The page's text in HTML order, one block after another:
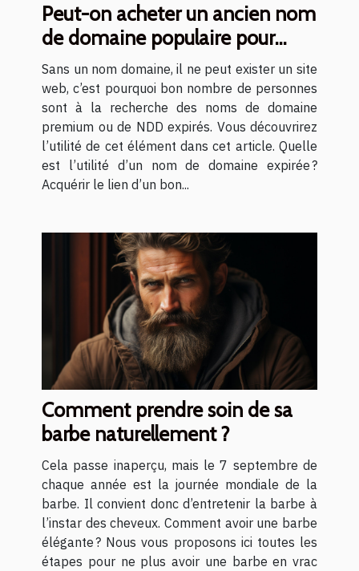
Peut-on acheter un ancien nom
de domaine populaire pour
mettre en place son site web ?
Sans un nom domaine, il ne peut exister un site
web, c’est pourquoi bon nombre de personnes
sont à la recherche des noms de domaine
premium ou de NDD expirés. Vous découvrirez
l’utilité de cet élément dans cet article. Quelle
est l’utilité d’un nom de domaine expirée ?
Acquérir le lien d’un bon...
Comment prendre soin de sa
barbe naturellement ?
Cela passe inaperçu, mais le 7 septembre de
chaque année est la journée mondiale de la
barbe. Il convient donc d’entretenir la barbe à
l’instar des cheveux. Comment avoir une barbe
élégante ? Nous vous proposons ici toutes les
étapes pour ne plus avoir une barbe en vrac